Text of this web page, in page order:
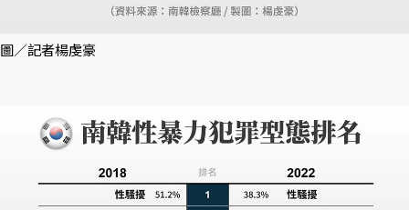
圖／記者楊虔豪